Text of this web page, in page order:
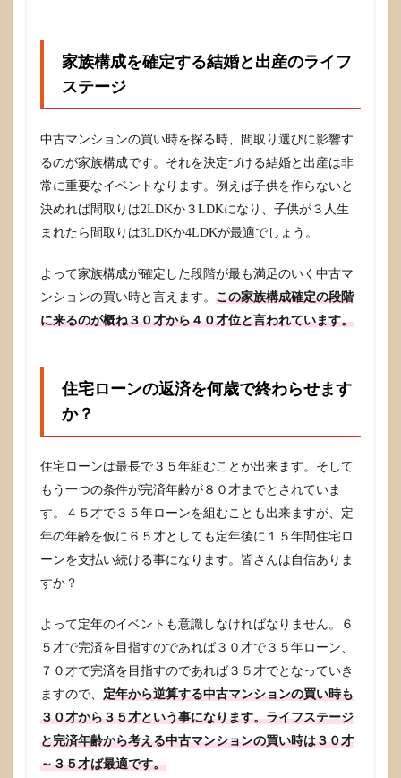
マン
ショ
ン買
い時
「待
つ」
事の
デメ
リッ
ト！
大！
4.1
資金
（頭
まで
つ！
家を
所有
の同
じで
す。
全く
意味
な
4.2
プロで
も正確
にいつ
か分か
価格下
落の時
期を
「待
家族構成を確定する結婚と出産のライフ
ステージ
中古マンションの買い時を探る時、間取り選びに影響す
るのが家族構成です。それを決定づける結婚と出産は非
常に重要なイベントなります。例えば子供を作らないと
決めれば間取りは2LDKか３LDKになり、子供が３人生
まれたら間取りは3LDKか4LDKが最適でしょう。
よって家族構成が確定した段階が最も満足のいく中古マ
ンションの買い時と言えます。 この家族構成確定の段階
に来るのが概ね３０才から４０才位と言われています。
住宅ローンの返済を何歳で終わらせます
か？
住宅ローンは最長で３５年組むことが出来ます。そして
もう一つの条件が完済年齢が８０才までとされていま
す。４５才で３５年ローンを組むことも出来ますが、定
年の年齢を仮に６５才としても定年後に１５年間住宅ロ
ーンを支払い続ける事になります。皆さんは自信ありま
すか？
よって定年のイベントも意識しなければなりません。６
５才で完済を目指すのであれば３０才で３５年ローン、
７０才で完済を目指すのであれば３５才でとなっていき
ますので、 定年から逆算する中古マンションの買い時も
３０才から３５才という事になります。ライフステージ
と完済年齢から考える中古マンションの買い時は３０才
～３５才ば最適です。